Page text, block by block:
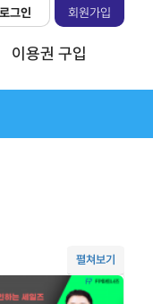
이용권 구입
로그인 회원가입
펼쳐보기